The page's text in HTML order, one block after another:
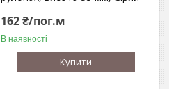
162 ₴/пог.м
В наявності
Купити